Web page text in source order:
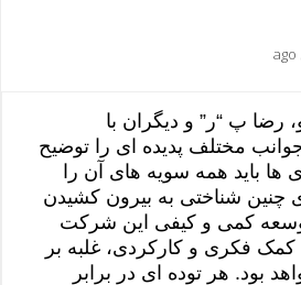
رضا پ “ر” و دیگران با
مختلف پدیده ای را توضیح
ها باید همه سویه های آن را
ی چنین شناختی به بیرون کشیدن
کمی و کیفی این شرکت
فکری و کارکردی، غلبه بر
بود. هر توده ای در برابر